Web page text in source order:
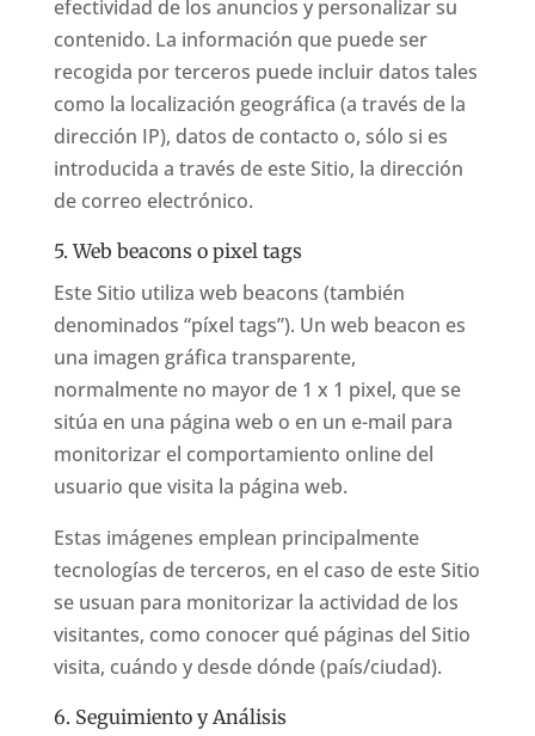
efectividad de los anuncios y personalizar su
contenido. La información que puede ser
recogida por terceros puede incluir datos tales
como la localización geográfica (a través de la
dirección IP), datos de contacto o, sólo si es
introducida a través de este Sitio, la dirección
de correo electrónico.
5. Web beacons o pixel tags
Este Sitio utiliza web beacons (también
denominados “píxel tags”). Un web beacon es
una imagen gráfica transparente,
normalmente no mayor de 1 x 1 pixel, que se
sitúa en una página web o en un e-mail para
monitorizar el comportamiento online del
usuario que visita la página web.
Estas imágenes emplean principalmente
tecnologías de terceros, en el caso de este Sitio
se usuan para monitorizar la actividad de los
visitantes, como conocer qué páginas del Sitio
visita, cuándo y desde dónde (país/ciudad).
6. Seguimiento y Análisis